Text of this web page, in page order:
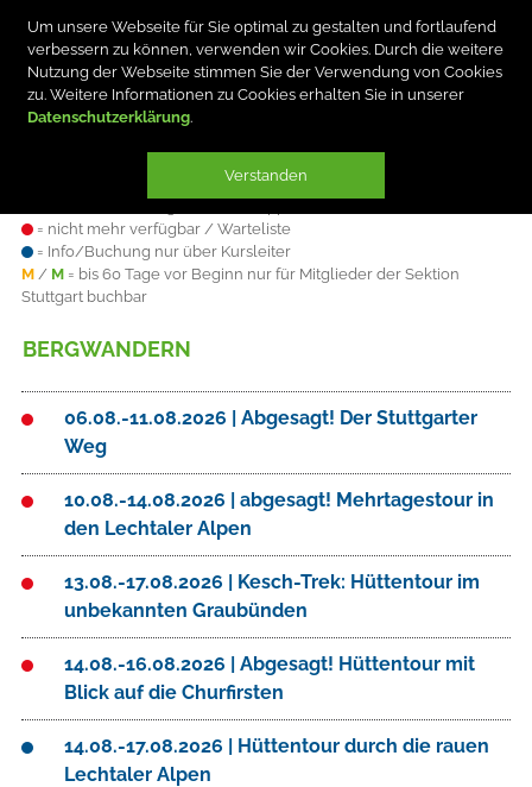
Um unsere Webseite für Sie optimal zu gestalten und fortlaufend
verbessern zu können, verwenden wir Cookies. Durch die weitere
Nutzung der Webseite stimmen Sie der Verwendung von Cookies
zu. Weitere Informationen zu Cookies erhalten Sie in unserer
Datenschutzerklärung
Verstanden
= nicht mehr verfügbar / Warteliste
= Info/Buchung nur über Kursleiter
M/ M= bis 60 Tage vor Beginn nur für Mitglieder der Sektion
Stuttgart buchbar
BERGWANDERN
06.08.-11.08.2026 | Abgesagt! Der Stuttgarter
Weg
10.08.-14.08.2026 | abgesagt! Mehrtagestour in
den Lechtaler Alpen
13.08.-17.08.2026 | Kesch-Trek: Hüttentour im
unbekannten Graubünden
14.08.-16.08.2026 | Abgesagt! Hüttentour mit
Blick auf die Churfirsten
14.08.-17.08.2026 | Hüttentour durch die rauen
Lechtaler Alpen